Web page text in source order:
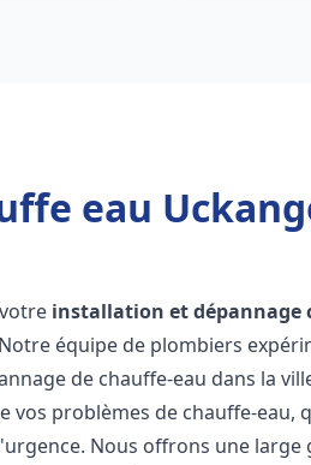
eau
installation et dépannage
équipe de plombiers
de chauffe-eau dans la
problèmes de chauffe-eau,
Nous offrons une large